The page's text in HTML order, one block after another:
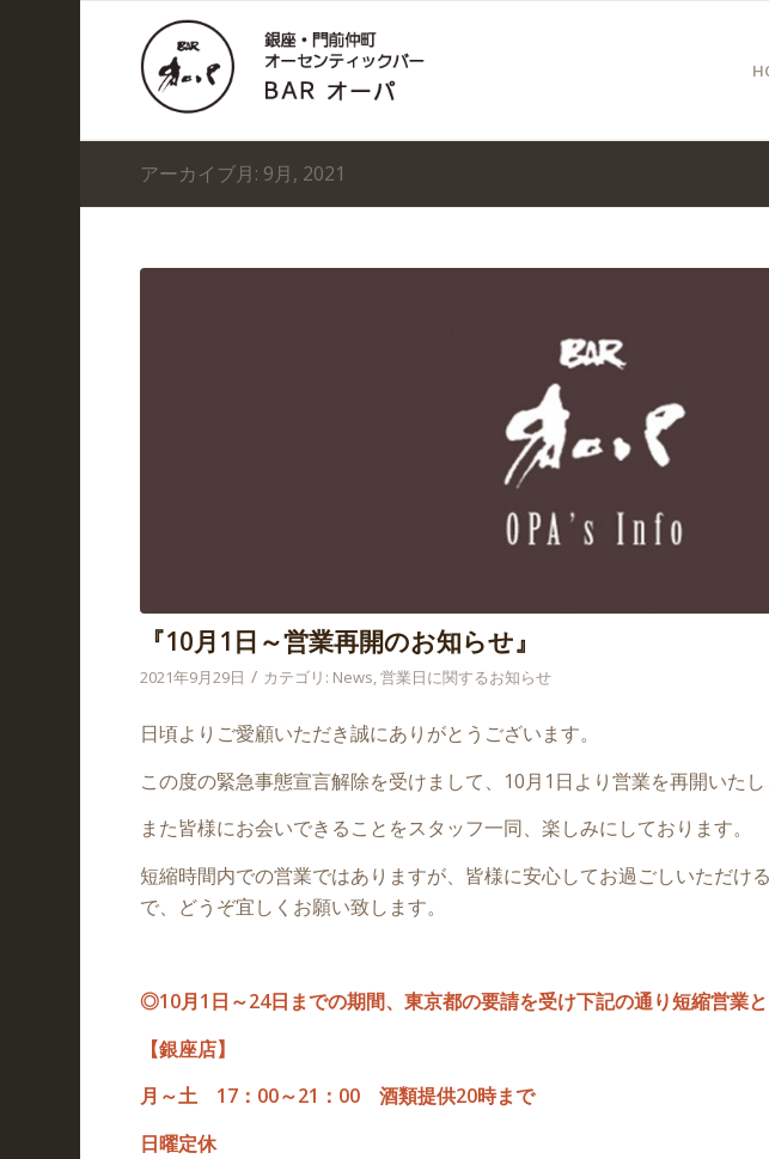
アーカイブ月: 9月, 2021
『10月1日～営業再開のお知らせ』
2021年9月29日 / カテゴリ: News,営業日に関するお知らせ
日頃よりご愛顧いただき誠にありがとうございます。
この度の緊急事態宣言解除を受けまして、10月1日より営業を再開いたし
また皆様にお会いできることをスタッフ一同、楽しみにしております。
短縮時間内での営業ではありますが、皆様に安心してお過ごしいただけ
で、どうぞ宜しくお願い致します。
◎10月1日～24日までの期間、東京都の要請を受け下記の通り短縮営業と
【銀座店】
月～土 17：00～21：00 酒類提供20時まで
日曜定休